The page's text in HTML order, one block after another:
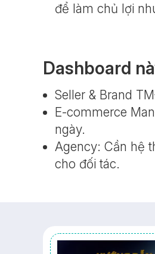
để làm chủ lợi
Dashboard
Seller & Brand
E-commerce
ngày.
Agency: Cần hệ
cho đối tác.